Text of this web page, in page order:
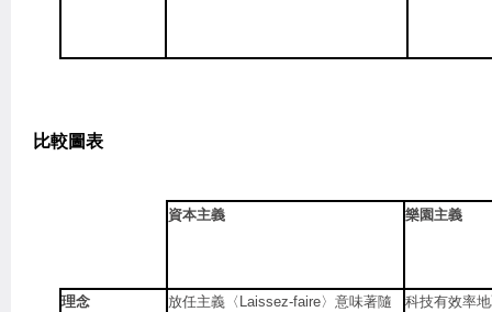
比較圖表
資本主義 樂園主義
理念
放任主義〈Laissez-faire〉意味著隨
科技有效率